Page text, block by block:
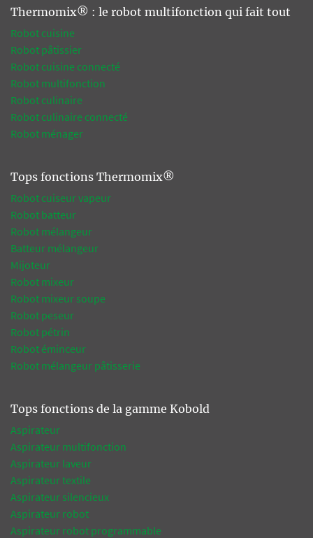
Thermomix® : le robot multifonction qui fait tout
Robot cuisine
Robot pâtissier
Robot cuisine connecté
Robot multifonction
Robot culinaire
Robot culinaire connecté
Robot ménager
Tops fonctions Thermomix®
Robot cuiseur vapeur
Robot batteur
Robot mélangeur
Batteur mélangeur
Mijoteur
Robot mixeur
Robot mixeur soupe
Robot peseur
Robot pétrin
Robot éminceur
Robot mélangeur pâtisserie
Tops fonctions de la gamme Kobold
Aspirateur
Aspirateur multifonction
Aspirateur laveur
Aspirateur textile
Aspirateur silencieux
Aspirateur robot
Aspirateur robot programmable